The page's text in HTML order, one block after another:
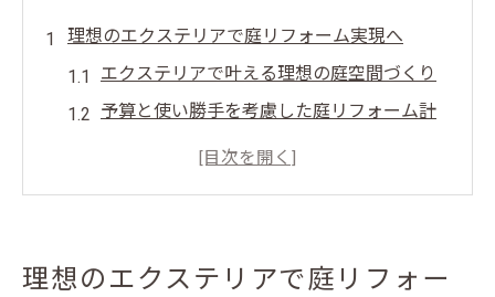
理想のエクステリアで庭リフォーム実現へ
エクステリアで叶える理想の庭空間づくり
予算と使い勝手を考慮した庭リフォーム計
性
理想のエクステリアで庭リフォー